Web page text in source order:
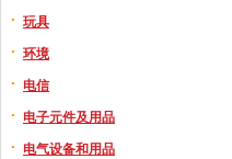
玩具
环境
电信
电子元件及用品
电气设备和用品